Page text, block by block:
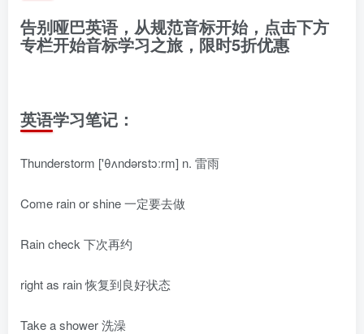
告别哑巴英语，从规范音标开始，点击下方
专栏开始音标学习之旅，限时5折优惠
英语学习笔记：
Thunderstorm ['θʌndərstɔːrm] n. 雷雨
Come rain or shine 一定要去做
Rain check 下次再约
right as rain 恢复到良好状态
Take a shower 洗澡